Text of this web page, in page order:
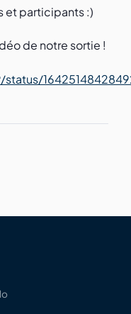
et participants :)
de notre sortie !